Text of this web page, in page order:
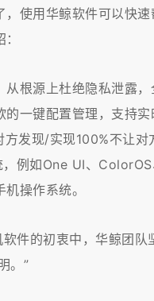
使用华鲸软件可以快
根源上杜绝隐私泄露
一键配置管理，支持
发现/实现100%不让对
例如One UI、
操作系统。
件的初衷中，华鲸团
。”